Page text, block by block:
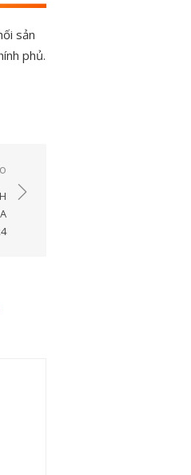
sản
phủ.